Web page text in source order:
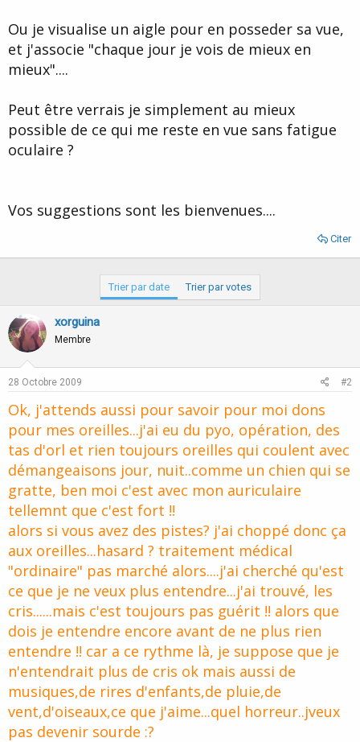
Ou je visualise un aigle pour en posseder sa vue,
et j'associe "chaque jour je vois de mieux en
mieux"....
Peut être verrais je simplement au mieux
possible de ce qui me reste en vue sans fatigue
oculaire ?
Vos suggestions sont les bienvenues....
Citer
Trier par date Trier par votes
xorguina
Membre
28 Octobre 2009 #2
Ok, j'attends aussi pour savoir pour moi dons
pour mes oreilles...j'ai eu du pyo, opération, des
tas d'orl et rien toujours oreilles qui coulent avec
démangeaisons jour, nuit..comme un chien qui se
gratte, ben moi c'est avec mon auriculaire
tellemnt que c'est fort !!
alors si vous avez des pistes? j'ai choppé donc ça
aux oreilles...hasard ? traitement médical
"ordinaire" pas marché alors....j'ai cherché qu'est
ce que je ne veux plus entendre...j'ai trouvé, les
cris......mais c'est toujours pas guérit !! alors que
dois je entendre encore avant de ne plus rien
entendre !! car a ce rythme là, je suppose que je
n'entendrait plus de cris ok mais aussi de
musiques,de rires d'enfants,de pluie,de
vent,d'oiseaux,ce que j'aime...quel horreur..jveux
pas devenir sourde :?